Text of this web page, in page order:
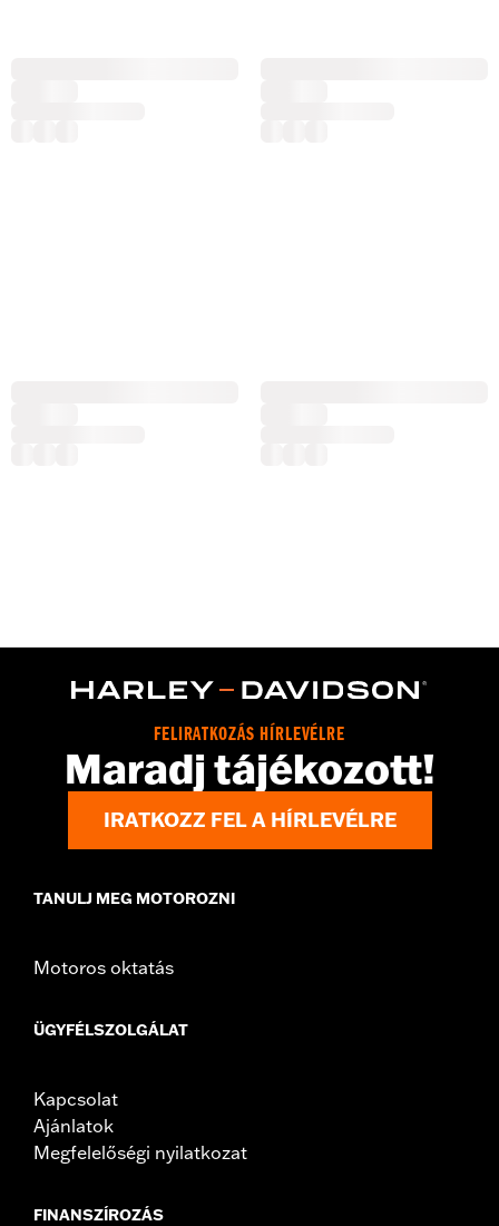
FELIRATKOZÁS HÍRLEVÉLRE
Maradj tájékozott!
IRATKOZZ FEL A HÍRLEVÉLRE
TANULJ MEG MOTOROZNI
Motoros oktatás
ÜGYFÉLSZOLGÁLAT
Kapcsolat
Ajánlatok
Megfelelőségi nyilatkozat
FINANSZÍROZÁS